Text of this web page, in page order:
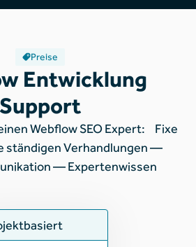
Preise
Entwicklung
Support
Webflow SEO Expert: Fixe
ständigen Verhandlungen —
— Expertenwissen